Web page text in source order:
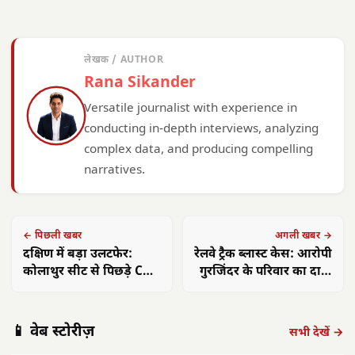
लेखक / AUTHOR
Rana Sikander
Versatile journalist with experience in
conducting in-depth interviews, analyzing
complex data, and producing compelling
narratives.
← पिछली खबर
दक्षिण में बड़ा उलटफेर:
कोलाथुर सीट से पिछड़े CM
अगली खबर →
रेलवे ट्रैक ब्लास्ट केस: आरोपी
गुरजिंदर के परिवार का दावा
📱 वेब स्टोरीज़ सभी देखें →